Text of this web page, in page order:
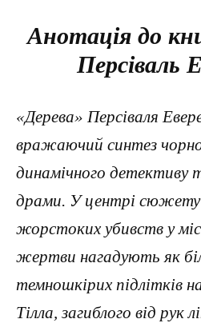
Анотація до
Персіваль
«Дерева» Персіваля
вражаючий синтез
динамічного детективу
драми. У центрі сюжету
жорстоких убивств у
жертви нагадують як
темношкірих
Тілла, загиблого від рук